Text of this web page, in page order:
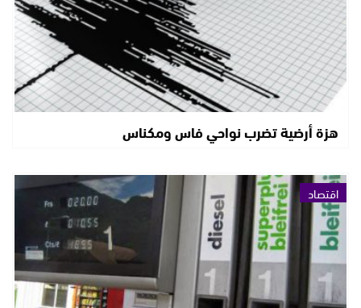
هزة أرضية تضرب نواحي فاس ومكناس
اقتصاد